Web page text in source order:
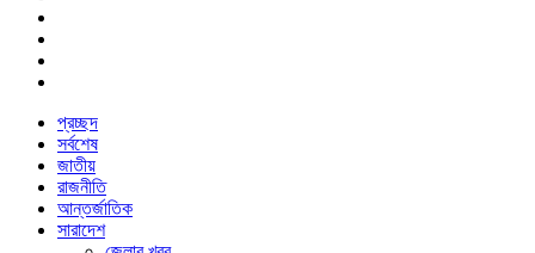
প্রচ্ছদ
সর্বশেষ
জাতীয়
রাজনীতি
আন্তর্জাতিক
সারাদেশ